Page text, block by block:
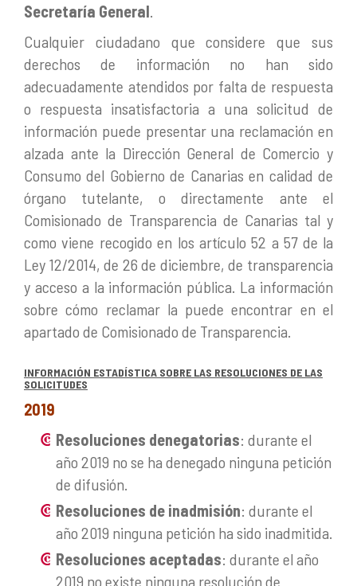
Secretaría General
Cualquier ciudadano que considere que sus
derechos de información no han sido
adecuadamente atendidos por falta de respuesta
o respuesta insatisfactoria a una solicitud de
información puede presentar una reclamación en
alzada ante la Dirección General de Comercio y
Consumo del Gobierno de Canarias en calidad de
órgano tutelante, o directamente ante el
Comisionado de Transparencia de Canarias tal y
como viene recogido en los artículo 52 a 57 de la
Ley 12/2014, de 26 de diciembre, de transparencia
y acceso a la información pública. La información
sobre cómo reclamar la puede encontrar en el
apartado de Comisionado de Transparencia.
INFORMACIÓN ESTADÍSTICA SOBRE LAS RESOLUCIONES DE LAS
SOLICITUDES
2019
Resoluciones denegatorias: durante el
año 2019 no se ha denegado ninguna petición
de difusión.
Resoluciones de inadmisión: durante el
año 2019 ninguna petición ha sido inadmitida.
Resoluciones aceptadas: durante el año
2019 no existe ninguna resolución de